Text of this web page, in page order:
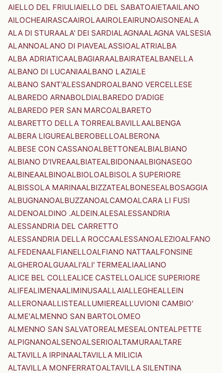
AIELLO DEL FRIULIAIELLO DEL SABATOAIETAAILANO
AILOCHEAIRASCAAIROLAAIROLEAIRUNOAISONEALA
ALA DI STURAALA' DEI SARDIALAGNAALAGNA VALSESIA
ALANNOALANO DI PIAVEALASSIOALATRIALBA
ALBA ADRIATICAALBAGIARAALBAIRATEALBANELLA
ALBANO DI LUCANIAALBANO LAZIALE
ALBANO SANT'ALESSANDROALBANO VERCELLESE
ALBAREDO ARNABOLDIALBAREDO D'ADIGE
ALBAREDO PER SAN MARCOALBARETO
ALBARETTO DELLA TORREALBAVILLAALBENGA
ALBERA LIGUREALBEROBELLOALBERONA
ALBESE CON CASSANOALBETTONEALBIALBIANO
ALBIANO D'IVREAALBIATEALBIDONAALBIGNASEGO
ALBINEAALBINOALBIOLOALBISOLA SUPERIORE
ALBISSOLA MARINAALBIZZATEALBONESEALBOSAGGIA
ALBUGNANOALBUZZANOALCAMOALCARA LI FUSI
ALDENOALDINO .ALDEIN.ALESALESSANDRIA
ALESSANDRIA DEL CARRETTO
ALESSANDRIA DELLA ROCCAALESSANOALEZIOALFANO
ALFEDENAALFIANELLOALFIANO NATTAALFONSINE
ALGHEROALGUAALI'ALI' TERMEALIAALIANO
ALICE BEL COLLEALICE CASTELLOALICE SUPERIORE
ALIFEALIMENAALIMINUSAALLAIALLEGHEALLEIN
ALLERONAALLISTEALLUMIEREALLUVIONI CAMBIO'
ALME'ALMENNO SAN BARTOLOMEO
ALMENNO SAN SALVATOREALMESEALONTEALPETTE
ALPIGNANOALSENOALSERIOALTAMURAALTARE
ALTAVILLA IRPINAALTAVILLA MILICIA
ALTAVILLA MONFERRATOALTAVILLA SILENTINA